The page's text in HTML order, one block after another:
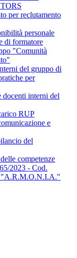
per reclutamento
personale
di formatore
"Comunità
del gruppo di
per
docenti interni del
RUP
e
del
competenze
2023 - Cod.
"A.R.M.O.N.I.A."